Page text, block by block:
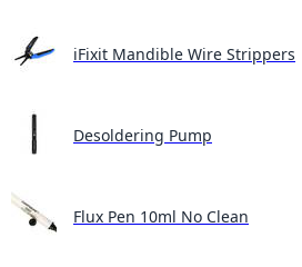
iFixit Mandible Wire Strippers
Desoldering Pump
Flux Pen 10ml No Clean